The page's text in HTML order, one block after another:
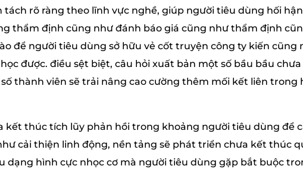
rõ ràng theo lĩnh vực nghề, giúp người tiêu dùng hối
thẩm định cũng như đánh báo giá cũng như thẩm định
để người tiêu dùng sở hữu vẻ cốt truyện công ty kiến cũng
được. điều sệt biệt, câu hỏi xuất bản một số bầu bầu
thành viên sẽ trải nâng cao cường thêm mối kết liên trong
kết thúc tích lũy phản hồi trong khoảng người tiêu dùng để
cải thiện linh động, nền tảng sẽ phát triển chưa kết thúc
dạng hình cực nhọc cơ mà người tiêu dùng gặp bắt buộc